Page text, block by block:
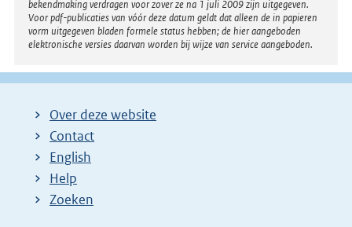
bekendmaking verdragen voor zover ze na 1 juli 2009 zijn uitgegeven.
Voor pdf-publicaties van vóór deze datum geldt dat alleen de in papieren
vorm uitgegeven bladen formele status hebben; de hier aangeboden
elektronische versies daarvan worden bij wijze van service aangeboden.
Over deze website
Contact
English
Help
Zoeken